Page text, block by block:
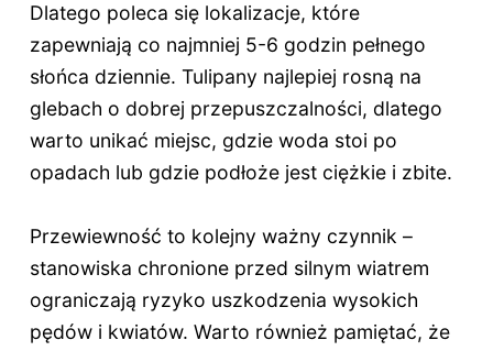
Dlatego poleca się lokalizacje, które
zapewniają co najmniej 5-6 godzin pełnego
słońca dziennie. Tulipany najlepiej rosną na
glebach o dobrej przepuszczalności, dlatego
warto unikać miejsc, gdzie woda stoi po
opadach lub gdzie podłoże jest ciężkie i zbite.
Przewiewność to kolejny ważny czynnik –
stanowiska chronione przed silnym wiatrem
ograniczają ryzyko uszkodzenia wysokich
pędów i kwiatów. Warto również pamiętać, że